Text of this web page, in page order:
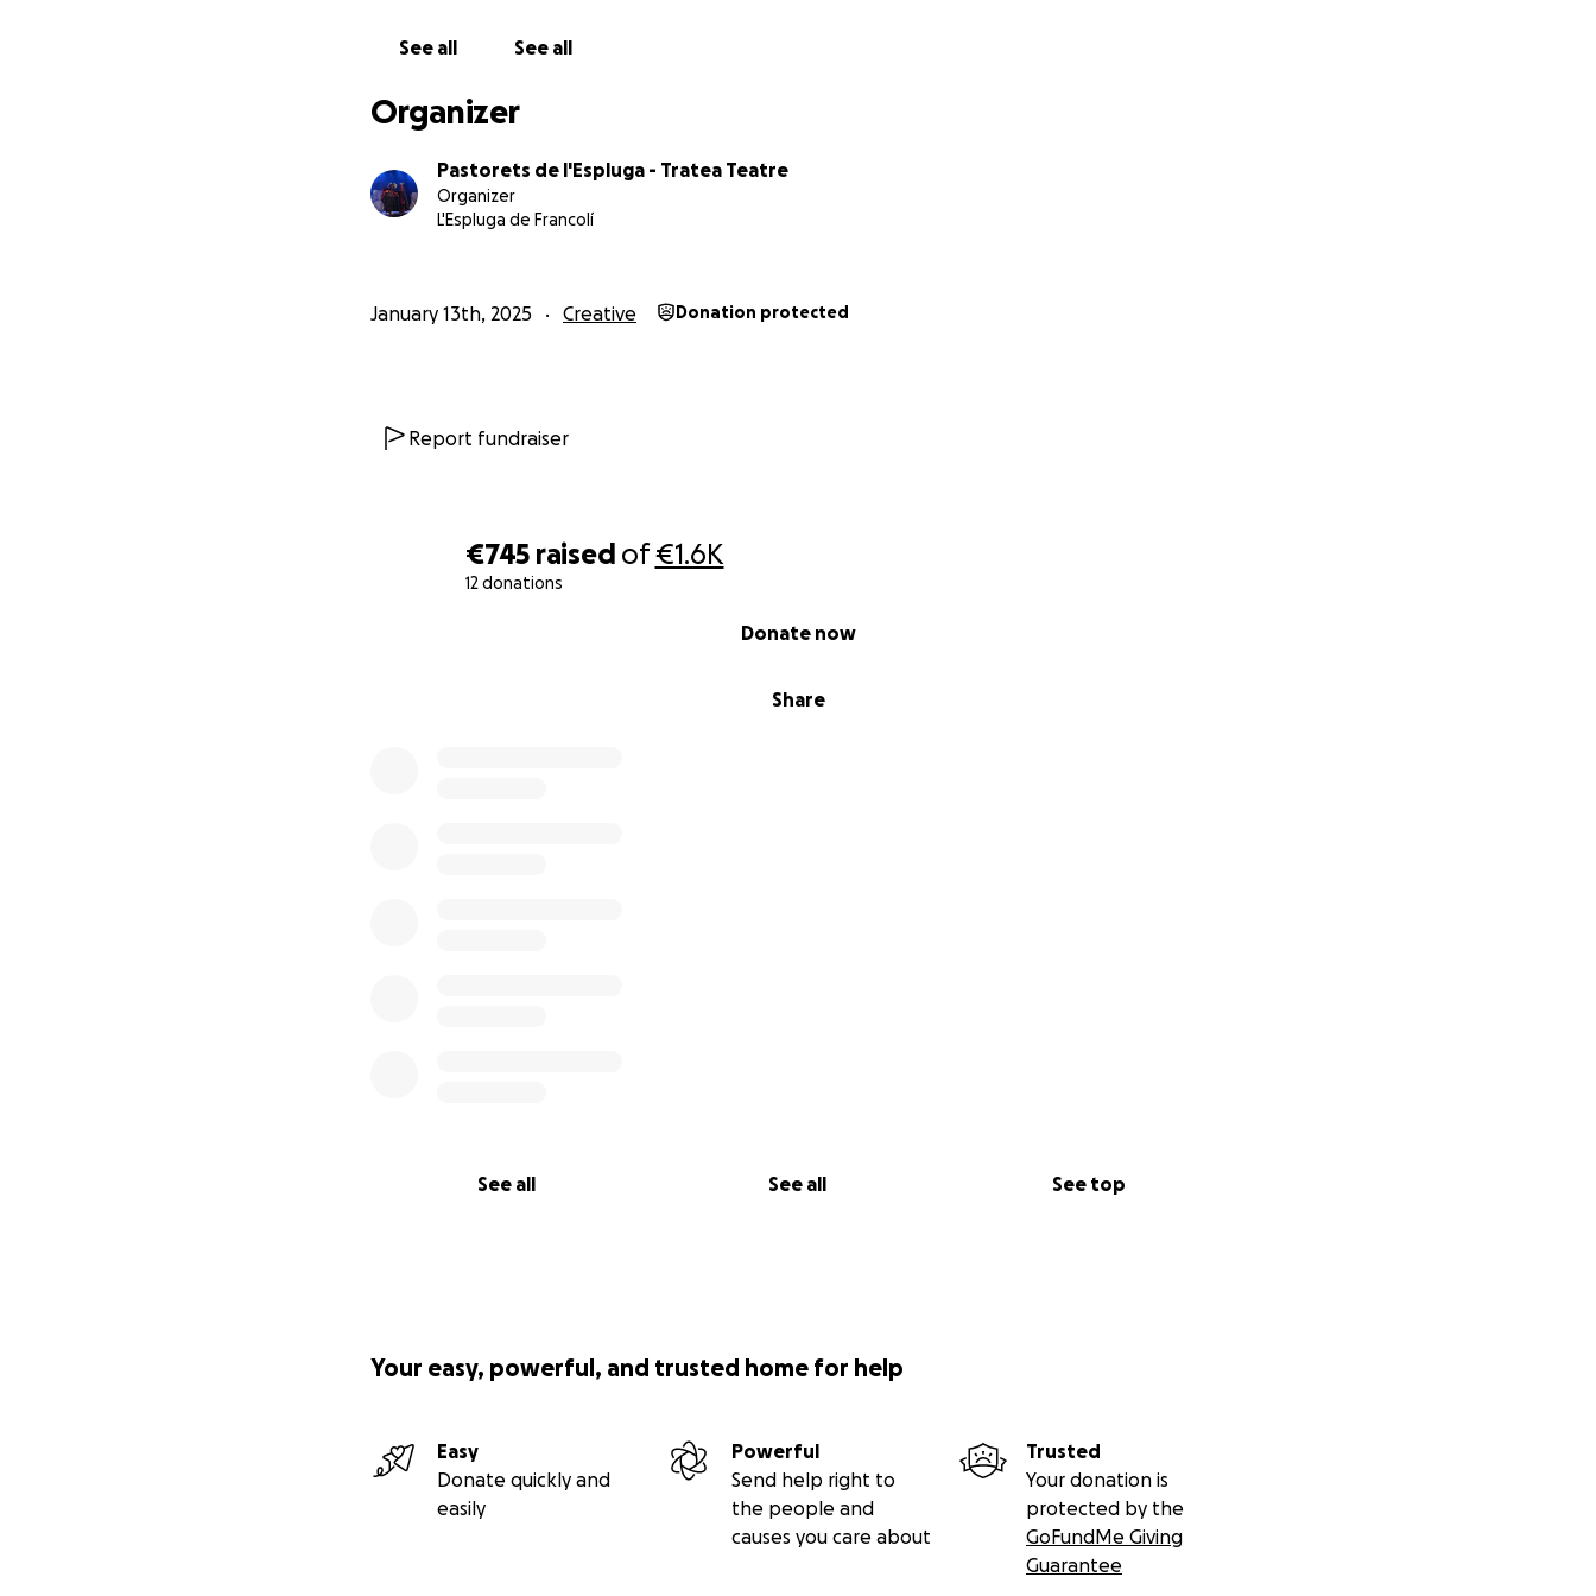
€745 raised of€1.6K
12 donations
Share
Donate now
See all See all See top
See all See all
Organizer
Pastorets de l'Espluga - Tratea Teatre
Organizer
L'Espluga de Francolí
January 13th, 2025 Creative Donation protected
Report fundraiser
Your easy, powerful, and trusted home for help
Easy
Donate quickly and
easily
Powerful
Send help right to
the people and
causes you care about
Trusted
Your donation is
protected by the
GoFundMe Giving
Guarantee